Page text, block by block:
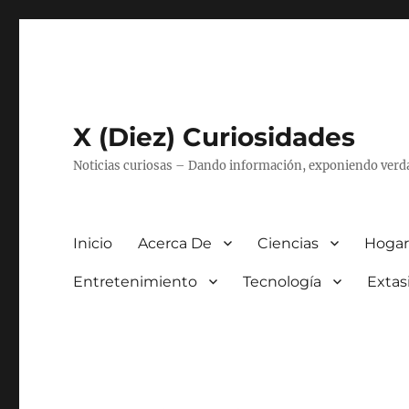
X (Diez) Curiosidades
Noticias curiosas – Dando información, exponiendo
Inicio Acerca De Ciencias
Entretenimiento Tecnología